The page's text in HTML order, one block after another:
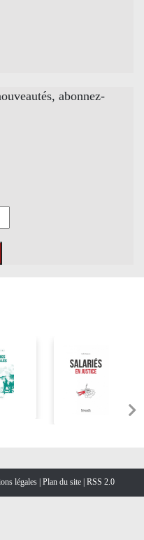
abonnez-
légales | Plan du site |RSS 2.0